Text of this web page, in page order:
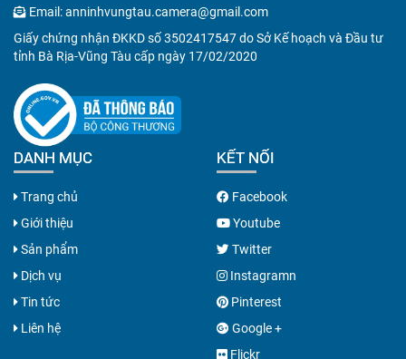
Email:anninhvungtau.camera@gmail.com
Giấy chứng nhận ĐKKD số 3502417547 do Sở Kế hoạch và Đầu tư
tỉnh Bà Rịa-Vũng Tàu cấp ngày 17/02/2020
DANH MỤC
Trang chủ
Giới thiệu
Sản phẩm
Dịch vụ
Tin tức
Liên hệ
KẾT NỐI
Facebook
Youtube
Twitter
Instagramn
Pinterest
Google +
Flickr